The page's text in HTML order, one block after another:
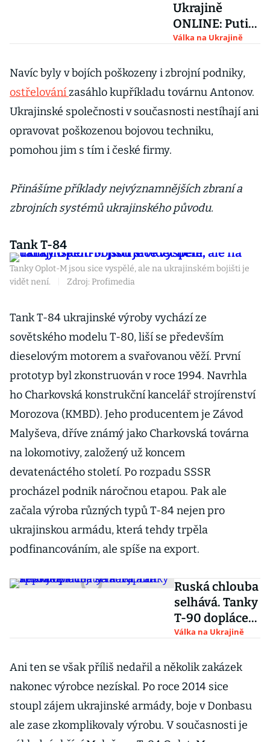
Ukrajině
ONLINE: Putin
cítí
když svět váhá
zvýšit tlak,
Válka na Ukrajině
Navíc byly v bojích poškozeny i zbrojní podniky,
ostřelovánízasáhlo kupříkladu továrnu Antonov.
Ukrajinské společnosti v současnosti nestíhají ani
opravovat poškozenou bojovou techniku,
pomohou jim s tím i české firmy.
Přinášíme příklady nejvýznamnějších zbraní a
zbrojních systémů ukrajinského původu.
Tank T-84
Tanky Oplot-M jsou sice vyspělé, ale na ukrajinském bojišti je
vidět není.
Zdroj: Profimedia
Tank T-84 ukrajinské výroby vychází ze
sovětského modelu T-80, liší se především
dieselovým motorem a svařovanou věží. První
prototyp byl zkonstruován v roce 1994. Navrhla
ho Charkovská konstrukční kancelář strojírenství
Morozova (KMBD). Jeho producentem je Závod
Malyševa, dříve známý jako Charkovská továrna
na lokomotivy, založený už koncem
devatenáctého století. Po rozpadu SSSR
procházel podnik náročnou etapou. Pak ale
začala výroba různých typů T-84 nejen pro
ukrajinskou armádu, která tehdy trpěla
podfinancováním, ale spíše na export.
Ruská chlouba
selhává. Tanky
T-90 doplácejí
na korupci a
armaty raději
ani nepřijely
Válka na Ukrajině
Ani ten se však příliš nedařil a několik zakázek
nakonec výrobce nezískal. Po roce 2014 sice
stoupl zájem ukrajinské armády, boje v Donbasu
ale zase zkomplikovaly výrobu. V současnosti je